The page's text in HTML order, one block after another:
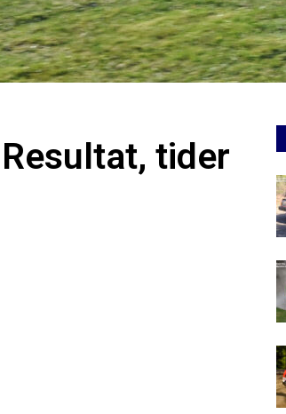
tider